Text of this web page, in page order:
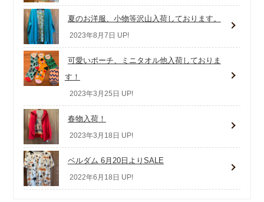
夏のお洋服、小物等沢山入荷しております。
2023年8月7日 UP!
可愛いポーチ、ミニタオル他入荷しておりま
す！
2023年3月25日 UP!
春物入荷！
2023年3月18日 UP!
ベルダム 6月20日よりSALE
2022年6月18日 UP!